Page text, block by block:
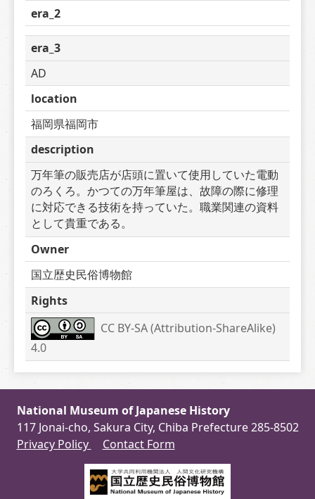
era_2
era_3
AD
location
福岡県福岡市
description
万年筆の販売店が店頭に置いて使用していた電動
のろくろ。かつての万年筆屋は、故障の際に修理
に対応できる技術を持っていた。職業関連の資料
として貴重である。
Owner
国立歴史民俗博物館
Rights
CC BY-SA (Attribution-ShareAlike)
4.0
National Museum of Japanese History
117 Jonai-cho, Sakura City, Chiba Prefecture 285-8502
Privacy Policy
Contact Form